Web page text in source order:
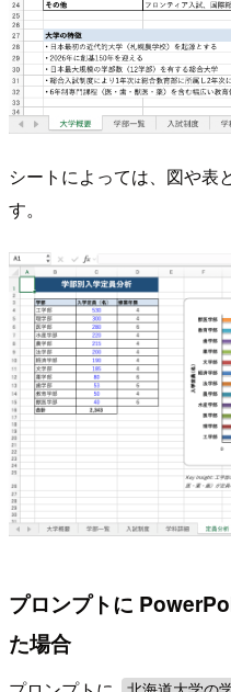
シートによっては、図や表
す。
プロンプトに
た場合